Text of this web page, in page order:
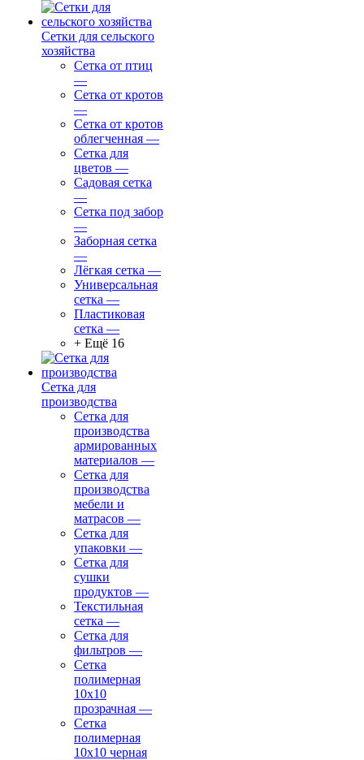
Сетки для сельского
хозяйства
Сетка от птиц
—
Сетка от кротов
—
Сетка от кротов
облегченная —
Сетка для
цветов —
Садовая сетка
—
Сетка под забор
—
Заборная сетка
—
Лёгкая сетка —
Универсальная
сетка —
Пластиковая
сетка —
+ Ещё 16
Сетка для
производства
Сетка для
производства
армированных
материалов —
Сетка для
производства
мебели и
матрасов —
Сетка для
упаковки —
Сетка для
сушки
продуктов —
Текстильная
сетка —
Сетка для
фильтров —
Сетка
полимерная
10х10
прозрачная —
Сетка
полимерная
10х10 черная